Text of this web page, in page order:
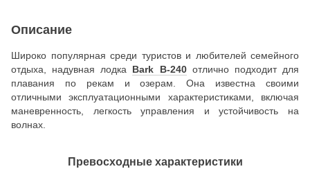
Описание
Широко популярная среди туристов и любителей семейного
отдыха, надувная лодка Bark B-240отлично подходит для
плавания по рекам и озерам. Она известна своими
отличными эксплуатационными характеристиками, включая
маневренность, легкость управления и устойчивость на
волнах.
Превосходные характеристики